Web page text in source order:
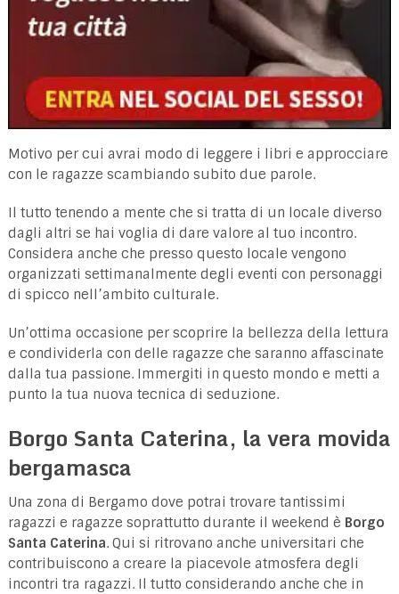
Motivo per cui avrai modo di leggere i libri e approcciare
con le ragazze scambiando subito due parole.
Il tutto tenendo a mente che si tratta di un locale diverso
dagli altri se hai voglia di dare valore al tuo incontro.
Considera anche che presso questo locale vengono
organizzati settimanalmente degli eventi con personaggi
di spicco nell’ambito culturale.
Un’ottima occasione per scoprire la bellezza della lettura
e condividerla con delle ragazze che saranno affascinate
dalla tua passione. Immergiti in questo mondo e metti a
punto la tua nuova tecnica di seduzione.
Borgo Santa Caterina, la vera movida
bergamasca
Una zona di Bergamo dove potrai trovare tantissimi
ragazzi e ragazze soprattutto durante il weekend è Borgo
Santa Caterina. Qui si ritrovano anche universitari che
contribuiscono a creare la piacevole atmosfera degli
incontri tra ragazzi. Il tutto considerando anche che in